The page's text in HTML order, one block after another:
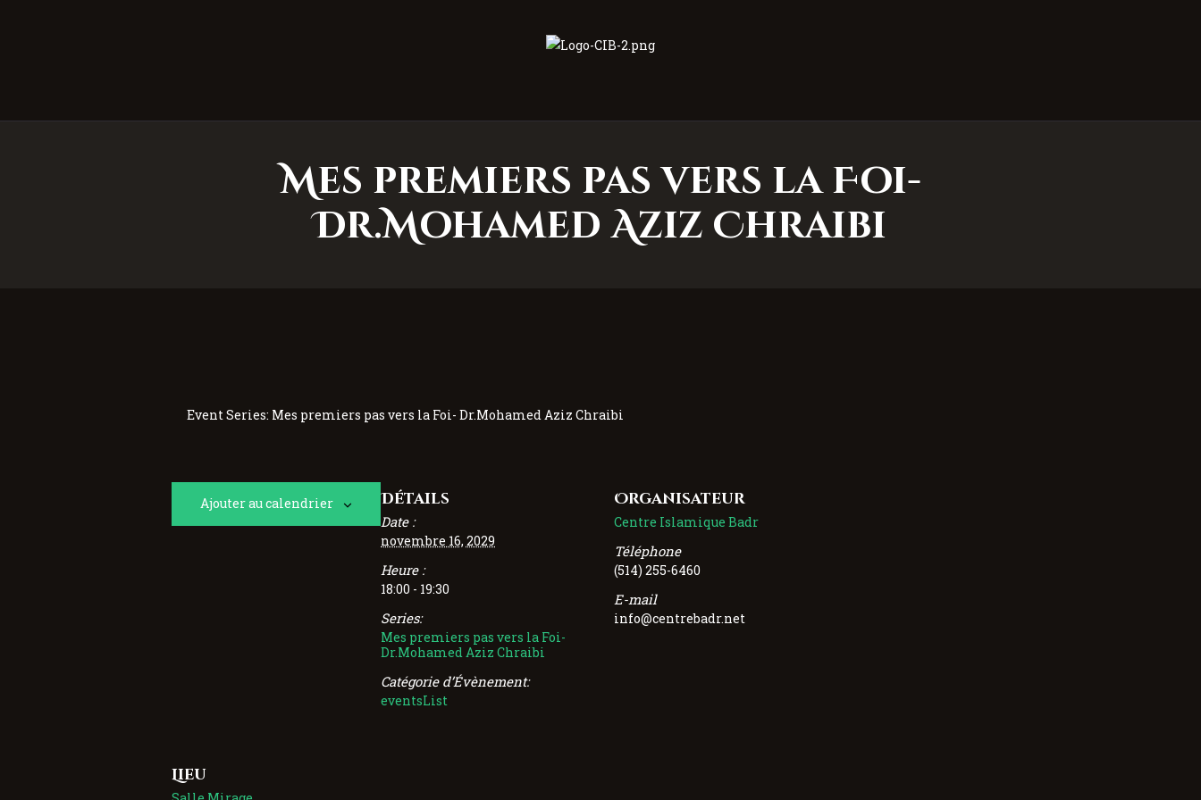
Mes premiers pas vers la Foi-
Dr.Mohamed Aziz Chraibi
Event Series: Mes premiers pas vers la Foi- Dr.Mohamed Aziz Chraibi
Ajouter au calendrier Détails
Date :
novembre 16, 2029
Heure :
18:00 - 19:30
Series:
Mes premiers pas vers la Foi-
Dr.Mohamed Aziz Chraibi
Catégorie d’Évènement:
eventsList
Organisateur
Centre Islamique Badr
Téléphone
(514) 255-6460
E-mail
info@centrebadr.net
Lieu